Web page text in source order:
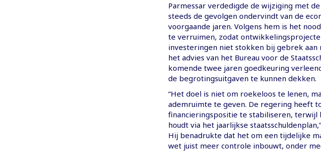
Parmessar verdedigde de wijziging met
steeds de gevolgen ondervindt van de
voorgaande jaren. Volgens hem is het
te verruimen, zodat
investeringen niet stokken bij gebrek aan
het advies van het Bureau voor de
komende twee jaren goedkeuring
de begrotingsuitgaven te kunnen dekken.
“Het doel is niet om roekeloos te lenen,
ademruimte te geven. De regering heeft
financieringspositie te stabiliseren,
houdt via het jaarlijkse
Hij benadrukte dat het om een tijdelijke
wet juist meer controle inbouwt, onder